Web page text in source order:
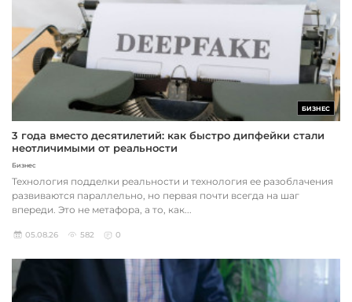
БИЗНЕС
3 года вместо десятилетий: как быстро дипфейки стали
неотличимыми от реальности
Бизнес
Технология подделки реальности и технология ее разоблачения
развиваются параллельно, но первая почти всегда на шаг
впереди. Это не метафора, а то, как...
05.08.26 582 0